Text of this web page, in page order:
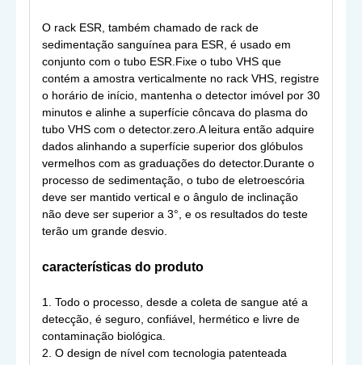
O rack ESR, também chamado de rack de
sedimentação sanguínea para ESR, é usado em
conjunto com o tubo ESR.Fixe o tubo VHS que
contém a amostra verticalmente no rack VHS, registre
o horário de início, mantenha o detector imóvel por 30
minutos e alinhe a superfície côncava do plasma do
tubo VHS com o detector.zero.A leitura então adquire
dados alinhando a superfície superior dos glóbulos
vermelhos com as graduações do detector.Durante o
processo de sedimentação, o tubo de eletroescória
deve ser mantido vertical e o ângulo de inclinação
não deve ser superior a 3°, e os resultados do teste
terão um grande desvio.
características do produto
1. Todo o processo, desde a coleta de sangue até a
detecção, é seguro, confiável, hermético e livre de
contaminação biológica.
2. O design de nível com tecnologia patenteada